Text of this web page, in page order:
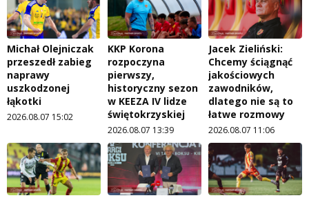
Michał Olejniczak
przeszedł zabieg
naprawy
uszkodzonej
łąkotki
2026.08.07 15:02
KKP Korona
rozpoczyna
pierwszy,
historyczny sezon
w KEEZA IV lidze
świętokrzyskiej
2026.08.07 13:39
Jacek Zieliński:
Chcemy ściągnąć
jakościowych
zawodników,
dlatego nie są to
łatwe rozmowy
2026.08.07 11:06